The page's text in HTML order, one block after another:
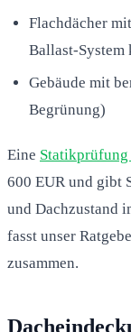
Flachdächer
Ballast-System
Gebäude mit
Begrünung)
Eine
600 EUR und gibt
und Dachzustand
fasst unser
zusammen.